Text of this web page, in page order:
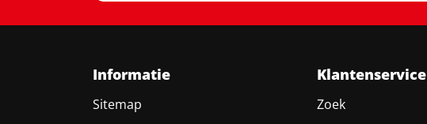
Informatie
Sitemap
Klantenservice
Zoek